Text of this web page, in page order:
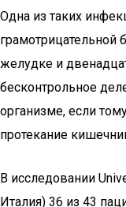
Одна из таких
грамотрицательной
желудке и
бесконтрольное
организме, если
протекание
В исследовании
Италия) 36 из 43